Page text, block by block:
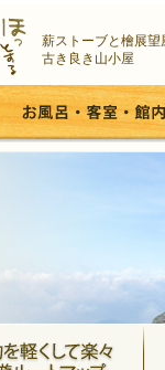
薪ストーブと檜展望
古き良き山小屋